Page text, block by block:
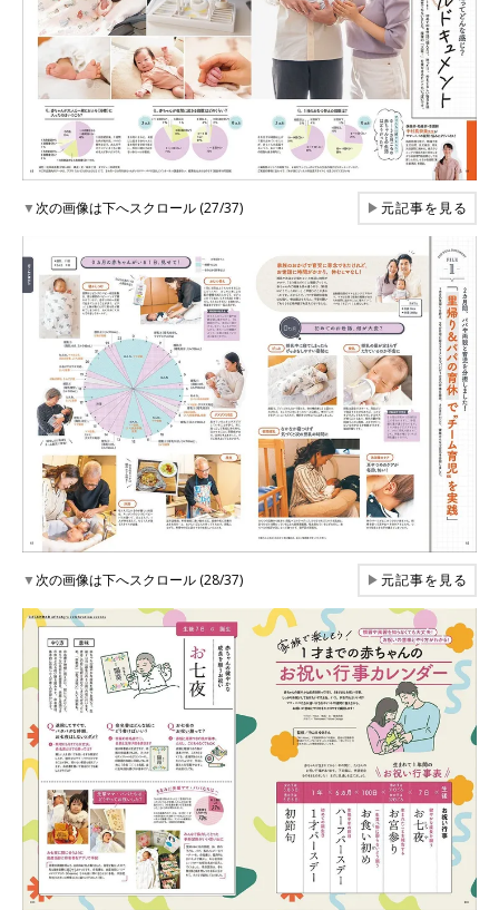
▼次の画像は下へスクロール (27/37) ▶元記事を見る
▼次の画像は下へスクロール (28/37) ▶元記事を見る